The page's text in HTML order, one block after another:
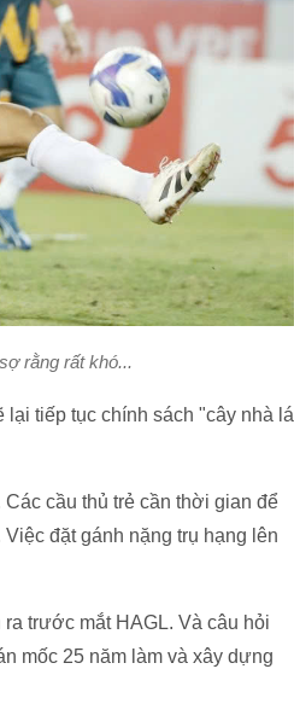
rằng rất khó...
tiếp tục chính sách "cây nhà lá
cầu thủ trẻ cần thời gian để
đặt gánh nặng trụ hạng lên
trước mắt HAGL. Và câu hỏi
mốc 25 năm làm và xây dựng